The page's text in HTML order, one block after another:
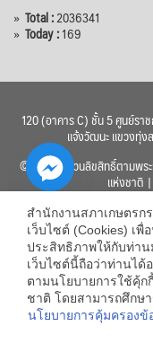
» Total :2036341
» Today :169
120 (อาคาร C) ชั้น 5 ศูนย์รา
แจ้งวัฒนะ แขวงทุ่
© 2560 สงวนลิขสิทธิ์ตามพร
แห่งชาติ |
สำนักงานสภาเกษตรก
เว็บไซต์ (Cookies) เ
ประสิทธิภาพให้กับท่าน
เว็บไซต์นี้ถือว่าท่านไ
ตามนโยบายการใช้คุ้ก
ชาติ โดยสามารถศึกษ
นโยบายการคุ้มครอง
Hide
chaty